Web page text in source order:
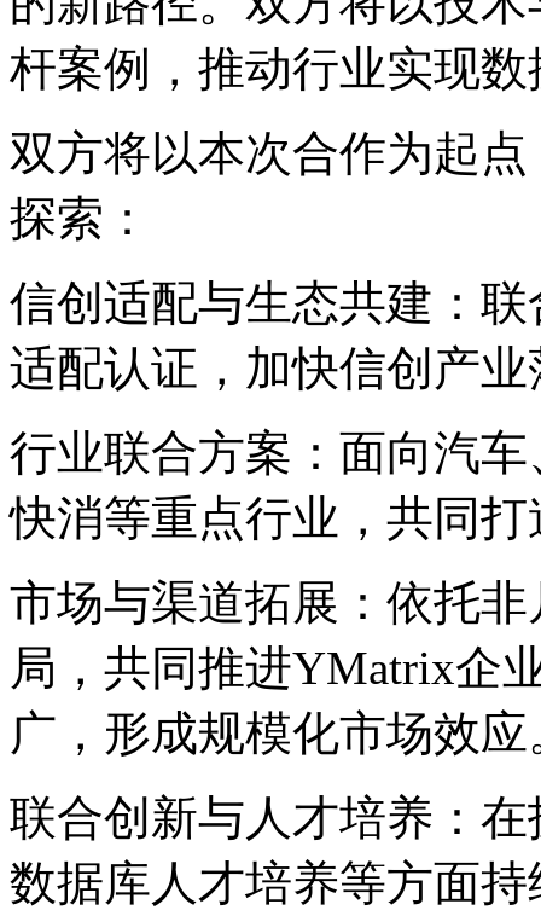
杆案例，推动行业实现
双方将以本次合作为起点
探索：
信创适配与生态共建
适配认证，加快信创产
行业联合方案：面向汽车
快消等重点行业，共
市场与渠道拓展：依
局，共同推进YMatrix
广，形成规模化市场效
联合创新与人才培养：在
数据库人才培养等方面持